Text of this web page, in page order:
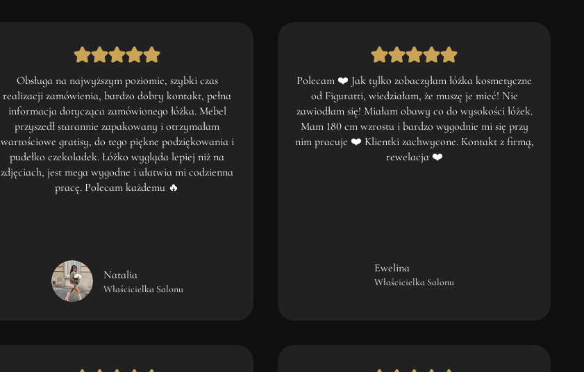
Obsługa na najwyższym poziomie, szybki czas
realizacji zamówienia, bardzo dobry kontakt, pełna
informacja dotycząca zamówionego łóżka. Mebel
przyszedł starannie zapakowany i otrzymałam
wartościowe gratisy, do tego piękne podziękowania i
pudełko czekoladek. Łóżko wygląda lepiej niż na
zdjęciach, jest mega wygodne i ułatwia mi codzienna
pracę. Polecam każdemu 🔥
Natalia
Właścicielka Salonu
Polecam ❤️ Jak tylko zobaczyłam łóżka kosmetyczne
od Figuratti, wiedziałam, że muszę je mieć! Nie
zawiodłam się! Miałam obawy co do wysokości łóżek.
Mam 180 cm wzrostu i bardzo wygodnie mi się przy
nim pracuje ❤️ Klientki zachwycone. Kontakt z firmą,
rewelacja ❤️
Ewelina
Właścicielka Salonu